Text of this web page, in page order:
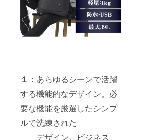
１： あらゆるシーンで活躍
する機能的なデザイン。必
要な機能を厳選したシンプ
ルで洗練された
デザイン。ビジネス